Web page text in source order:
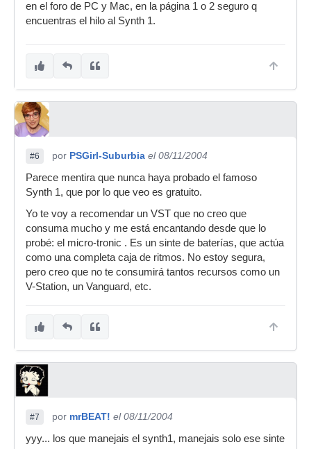
en el foro de PC y Mac, en la página 1 o 2 seguro q
encuentras el hilo al Synth 1.
#6 por PSGirl-Suburbia el 08/11/2004
Parece mentira que nunca haya probado el famoso
Synth 1, que por lo que veo es gratuito.
Yo te voy a recomendar un VST que no creo que
consuma mucho y me está encantando desde que lo
probé: el micro-tronic . Es un sinte de baterías, que actúa
como una completa caja de ritmos. No estoy segura,
pero creo que no te consumirá tantos recursos como un
V-Station, un Vanguard, etc.
#7 por mrBEAT! el 08/11/2004
yyy... los que manejais el synth1, manejais solo ese sinte